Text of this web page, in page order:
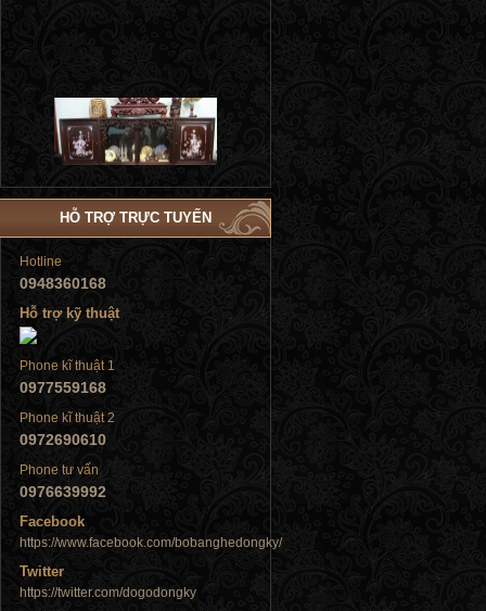
Tủ đứng
Tủ đứng
HỖ TRỢ TRỰC TUYẾN
Hotline
0948360168
Hỗ trợ kỹ thuật
Phone kĩ thuật 1
0977559168
Phone kĩ thuật 2
0972690610
Phone tư vấn
0976639992
Facebook
https://www.facebook.com/bobanghedongky/
Twitter
https://twitter.com/dogodongky